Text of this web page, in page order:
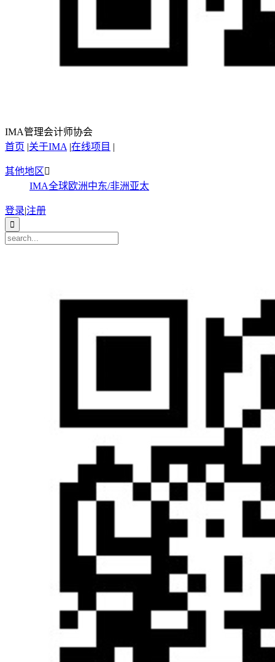
IMA管理会计师协会
首页 |关于IMA |在线项目 |
其他地区
IMA全球欧洲中东/非洲亚太
登录|注册
